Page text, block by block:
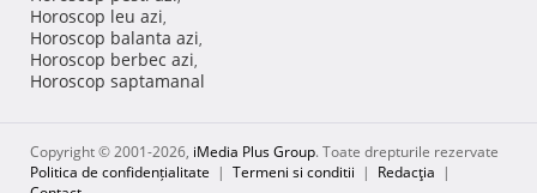
Horoscop leu azi,
Horoscop balanta azi,
Horoscop berbec azi,
Horoscop saptamanal
Copyright © 2001-2026, iMedia Plus Group. Toate drepturile rezervate
Politica de confidențialitate | Termeni si conditii | Redacţia |